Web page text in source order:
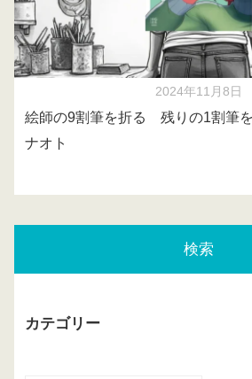
2024年11月8日
絵師の9割筆を折る 残りの1割筆
ナオト
検索
カテゴリー